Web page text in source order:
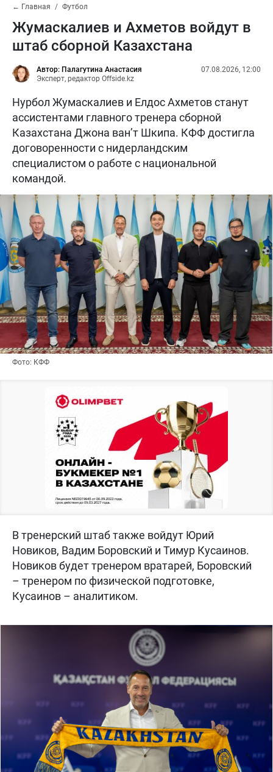
← Главная Футбол
Жумаскалиев и Ахметов войдут в
штаб сборной Казахстана
Автор: Палагутина Анастасия
Эксперт, редактор Offside.kz
07.08.2026, 12:00
Нурбол Жумаскалиев и Елдос Ахметов станут
ассистентами главного тренера сборной
Казахстана Джона ван’т Шкипа. КФФ достигла
договоренности с нидерландским
специалистом о работе с национальной
командой.
Фото: КФФ
В тренерский штаб также войдут Юрий
Новиков, Вадим Боровский и Тимур Кусаинов.
Новиков будет тренером вратарей, Боровский
– тренером по физической подготовке,
Кусаинов – аналитиком.